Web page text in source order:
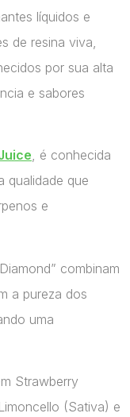
líquidos e
de resina viva,
por sua alta
e sabores
, é conhecida
qualidade que
e
combinam
a pureza dos
uma
Strawberry
(Sativa) e